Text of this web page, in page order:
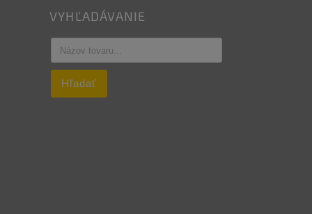
VYHĽADÁVANIE
Hľadať